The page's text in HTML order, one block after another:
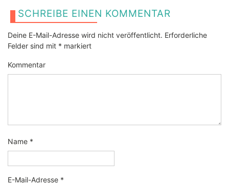
SCHREIBE EINEN KOMMENTAR
Deine E-Mail-Adresse wird nicht veröffentlicht. Erforderliche
Felder sind mit * markiert
Kommentar
Name *
E-Mail-Adresse *